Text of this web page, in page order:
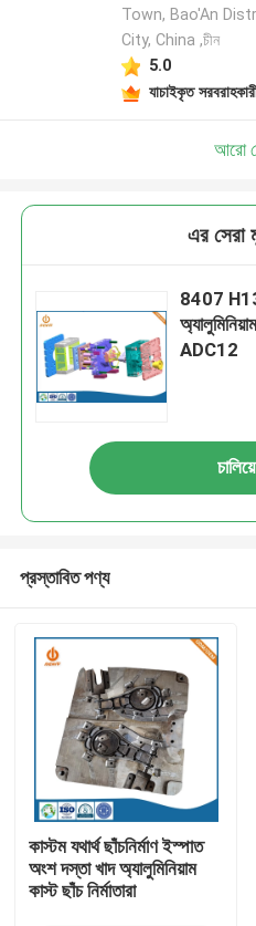
Town, Bao'An
City, China ,চীন
5.0
যাচাইকৃত
আরো
এর সেরা
8407 H13
ADC12
চালিয়ে
প্রস্তাবিত পণ্য
কাস্টম যথার্থ ছাঁচনির্মাণ ইস্পাত
অংশ দস্তা খাদ অ্যালুমিনিয়াম
কাস্ট ছাঁচ নির্মাতারা